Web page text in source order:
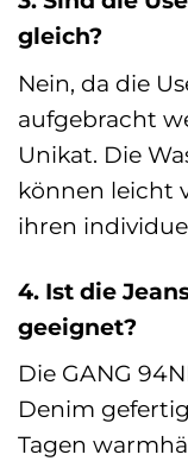
gleich?
Nein, da die
aufgebracht
Unikat. Die
können leicht
ihren
4. Ist die
geeignet?
Die GANG
Denim
Tagen